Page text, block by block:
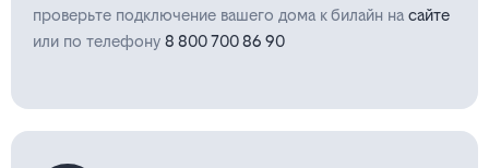
проверьте подключение вашего дома к билайн на сайте
или по телефону 8 800 700 86 90